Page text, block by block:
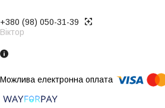
+380 (98) 050-31-39
Віктор